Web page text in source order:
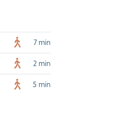
7 min
2 min
5 min